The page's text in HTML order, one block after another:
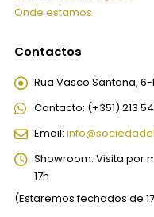
Onde estamos
Contactos
Rua Vasco Santana, 6-
Contacto: (+351) 213
Email:
Showroom: Visita por
17h
(Estaremos fechados de